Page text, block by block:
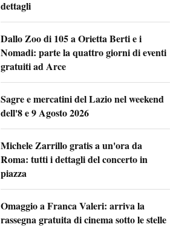
dettagli
Dallo Zoo di 105 a Orietta Berti e i
Nomadi: parte la quattro giorni di eventi
gratuiti ad Arce
Sagre e mercatini del Lazio nel weekend
dell'8 e 9 Agosto 2026
Michele Zarrillo gratis a un'ora da
Roma: tutti i dettagli del concerto in
piazza
Omaggio a Franca Valeri: arriva la
rassegna gratuita di cinema sotto le stelle